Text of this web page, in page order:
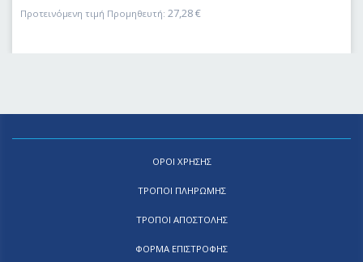
Προτεινόμενη τιμή Προμηθευτή: 27,28€
ΟΡΟΙ ΧΡΗΣΗΣ
ΤΡΟΠΟΙ ΠΛΗΡΩΜΗΣ
ΤΡΟΠΟΙ ΑΠΟΣΤΟΛΗΣ
ΦΟΡΜΑ ΕΠΙΣΤΡΟΦΗΣ